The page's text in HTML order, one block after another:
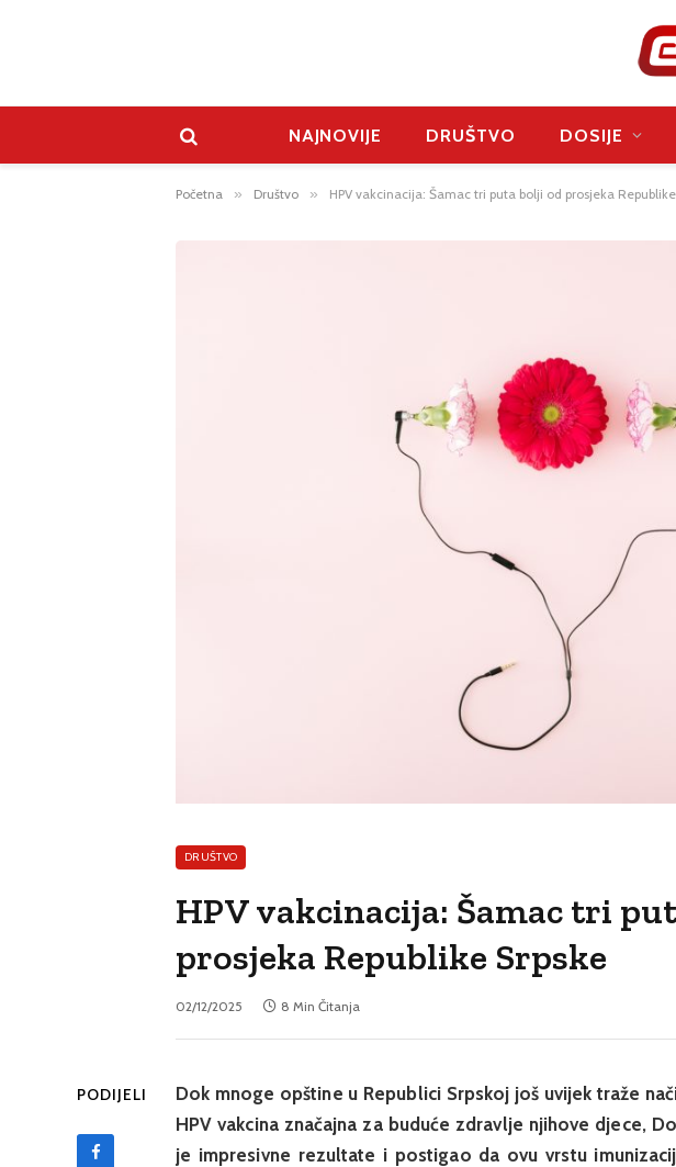
NAJNOVIJE DRUŠTVO DOSIJE
Početna » Društvo » HPV vakcinacija: Šamac tri puta bolji od prosjeka
DRUŠTVO
HPV vakcinacija: Šamac tri
prosjeka Republike Srpske
02/12/2025 8 Min Čitanja
PODIJELI
Dok mnoge opštine u Republici Srpskoj još uvijek traže
HPV vakcina značajna za buduće zdravlje njihove djece,
je impresivne rezultate i postigao da ovu vrstu